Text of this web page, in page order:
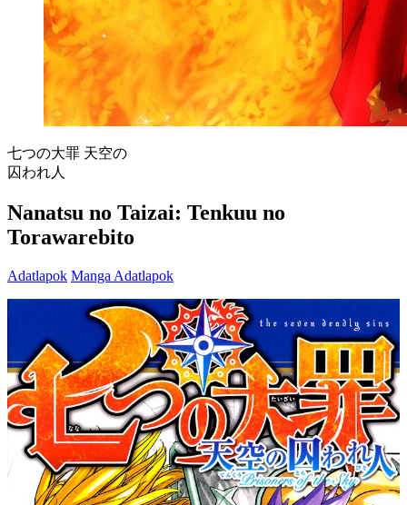
七つの大罪 天空の
囚われ人
Nanatsu no Taizai: Tenkuu no
Torawarebito
Adatlapok Manga Adatlapok